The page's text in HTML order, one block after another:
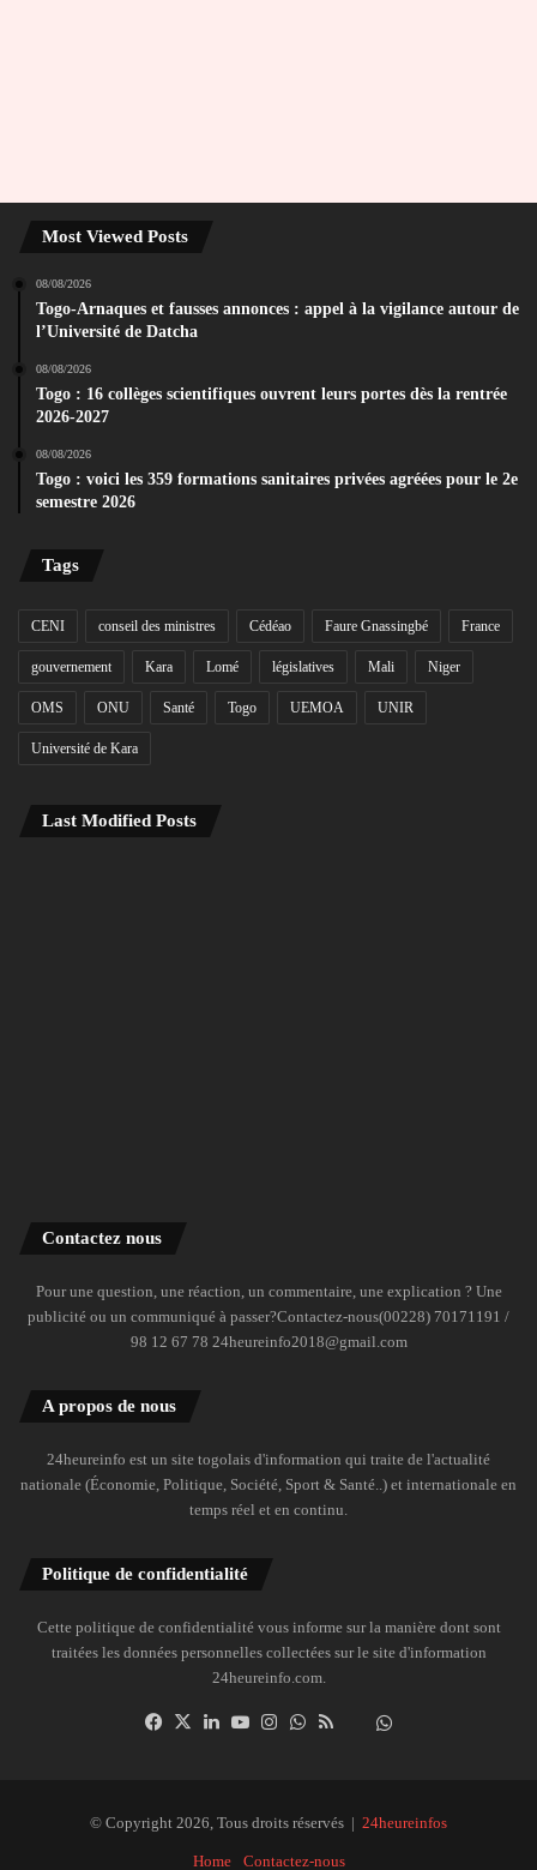
Most Viewed Posts
08/08/2026
Togo-Arnaques et fausses annonces : appel à la vigilance autour de
l’Université de Datcha
08/08/2026
Togo : 16 collèges scientifiques ouvrent leurs portes dès la rentrée
2026-2027
08/08/2026
Togo : voici les 359 formations sanitaires privées agréées pour le 2e
semestre 2026
Tags
CENI conseil des ministres Cédéao Faure Gnassingbé France
gouvernement Kara Lomé législatives Mali Niger
OMS ONU Santé Togo UEMOA UNIR
Université de Kara
Last Modified Posts
Contactez nous
Pour une question, une réaction, un commentaire, une explication ? Une
publicité ou un communiqué à passer?Contactez-nous(00228) 70171191 /
98 12 67 78 24heureinfo2018@gmail.com
A propos de nous
24heureinfo est un site togolais d'information qui traite de l'actualité
nationale (Économie, Politique, Société, Sport & Santé..) et internationale en
temps réel et en continu.
Politique de confidentialité
Cette politique de confidentialité vous informe sur la manière dont sont
traitées les données personnelles collectées sur le site d'information
24heureinfo.com.
Facebook
X LinkedinYouTubeInstagramWhatsAppDailymotion
© Copyright 2026, Tous droits réservés | 24heureinfos
Home Contactez-nous